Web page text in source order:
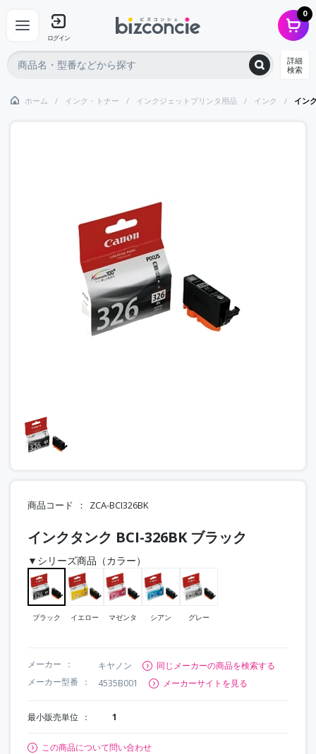
ログイン
0
詳細
検索
ホーム インク・トナー インクジェットプリンタ用品 インク イン
商品コード ZCA-BCI326BK
インクタンク BCI-326BK ブラック
▼シリーズ商品（カラー）
ブラック イエロー マゼンタ シアン グレー
メーカー キヤノン
同じメーカーの商品を検索する
メーカー型番
4535B001 メーカーサイトを見る
最小販売単位 1
この商品について問い合わせ